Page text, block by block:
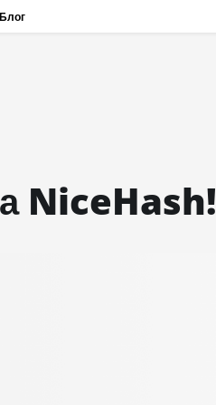
Блог
NiceHash!